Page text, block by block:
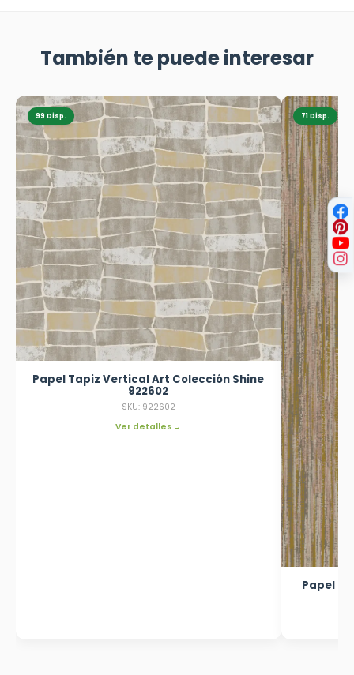
También te puede interesar
99 Disp.
Papel Tapiz Vertical Art Colección Shine
922602
SKU: 922602
Ver detalles →
71 Disp.
Papel